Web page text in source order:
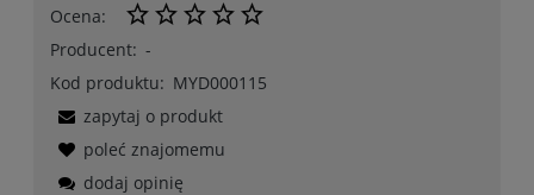
Ocena:
Producent: -
Kod produktu: MYD000115
zapytaj o produkt
poleć znajomemu
dodaj opinię